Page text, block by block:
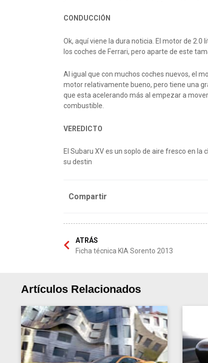
CONDUCCIÓN
Ok, aquí viene la dura noticia. El motor de
los coches de Ferrari, pero aparte de este
Al igual que con muchos coches nuevos, el
motor relativamente bueno, pero tiene una
que esta acelerando más al empezar a
combustible.
VEREDICTO
El Subaru XV es un soplo de aire fresco en
su destin
Compartir
ATRÁS
Ficha técnica KIA Sorento 2013
Artículos Relacionados